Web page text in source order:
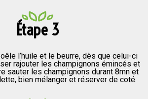
Étape 3
l’huile et le beurre, dès que celui-ci
rajouter les champignons émincés et
sauter les champignons durant 8mn et
bien mélanger et réserver de coté.